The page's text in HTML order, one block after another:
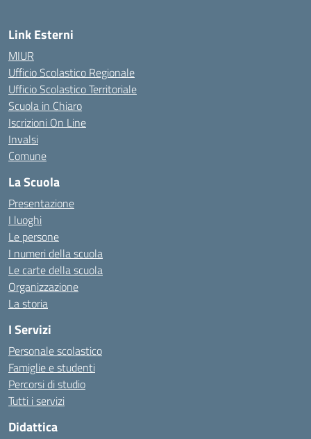
Link Esterni
MIUR
Ufficio Scolastico Regionale
Ufficio Scolastico Territoriale
Scuola in Chiaro
Iscrizioni On Line
Invalsi
Comune
La Scuola
Presentazione
I luoghi
Le persone
I numeri della scuola
Le carte della scuola
Organizzazione
La storia
I Servizi
Personale scolastico
Famiglie e studenti
Percorsi di studio
Tutti i servizi
Didattica